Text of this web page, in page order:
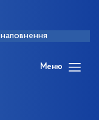
Меню